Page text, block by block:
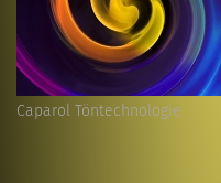
Caparol Töntechnologie